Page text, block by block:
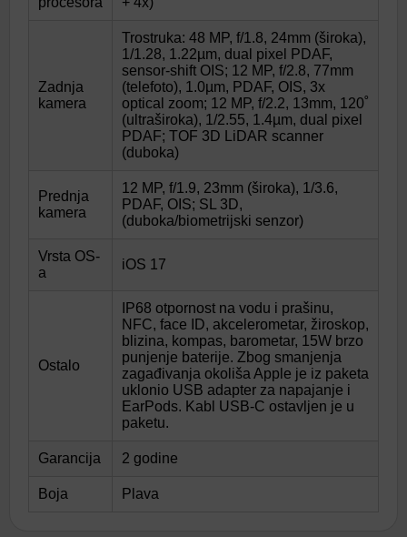
Zadnja
kamera
Trostruka: 48 MP, f/1.8, 24mm (široka),
1/1.28, 1.22µm, dual pixel PDAF,
sensor-shift OIS; 12 MP, f/2.8, 77mm
(telefoto), 1.0µm, PDAF, OIS, 3x
optical zoom; 12 MP, f/2.2, 13mm, 120˚
(ultraširoka), 1/2.55, 1.4µm, dual pixel
PDAF; TOF 3D LiDAR scanner
(duboka)
Prednja
kamera
12 MP, f/1.9, 23mm (široka), 1/3.6,
PDAF, OIS; SL 3D,
(duboka/biometrijski senzor)
Vrsta OS-
a
iOS 17
Ostalo
IP68 otpornost na vodu i prašinu,
NFC, face ID, akcelerometar, žiroskop,
blizina, kompas, barometar, 15W brzo
punjenje baterije. Zbog smanjenja
zagađivanja okoliša Apple je iz paketa
uklonio USB adapter za napajanje i
EarPods. Kabl USB-C ostavljen je u
paketu.
Garancija 2 godine
Boja Plava